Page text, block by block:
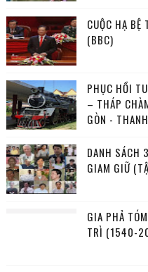
CUỘC HẠ BỆ
(BBC)
PHỤC HỒI
– THÁP
GÒN -
DANH SÁCH
GIAM GIỮ
GIA PHẢ
TRÌ (1540-